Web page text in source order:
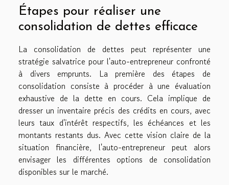
Étapes pour réaliser une
consolidation de dettes efficace
La consolidation de dettes peut représenter une
stratégie salvatrice pour l'auto-entrepreneur confronté
à divers emprunts. La première des étapes de
consolidation consiste à procéder à une évaluation
exhaustive de la dette en cours. Cela implique de
dresser un inventaire précis des crédits en cours, avec
leurs taux d'intérêt respectifs, les échéances et les
montants restants dus. Avec cette vision claire de la
situation financière, l'auto-entrepreneur peut alors
envisager les différentes options de consolidation
disponibles sur le marché.